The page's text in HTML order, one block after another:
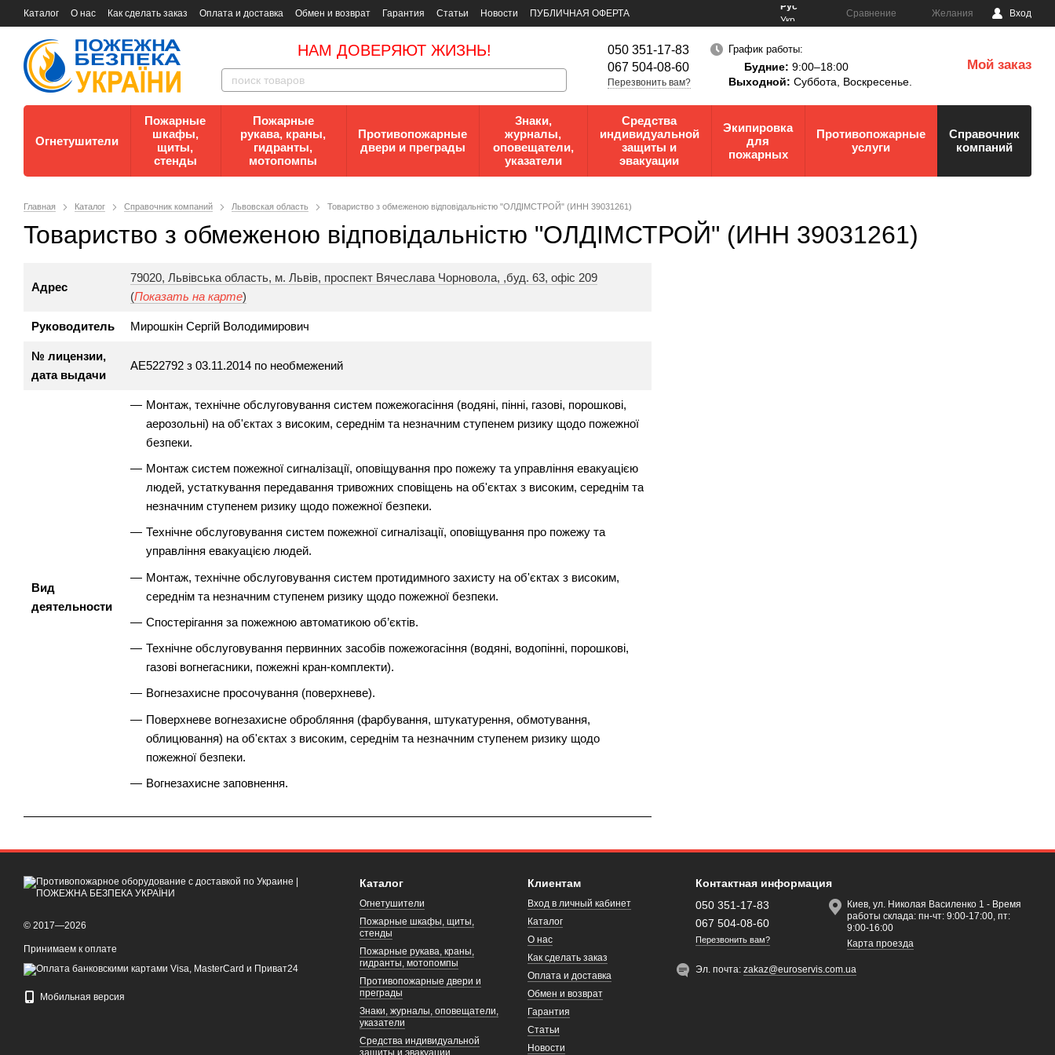
Каталог О нас Как сделать заказ Оплата и доставка Обмен и возврат Гарантия Статьи Новости
ПУБЛИЧНАЯ ОФЕРТА
Документы
Контакты Документы по пожарной безопасности
Рус
Укр
Сравнение Желания Вход
НАМ ДОВЕРЯЮТ ЖИЗНЬ!
050 351-17-83
067 504-08-60
Перезвонить вам?
График работы:
Будние: 9:00–18:00
Выходной: Суббота, Воскресенье.
Мой заказ
Огнетушители
Пожарные
шкафы,
щиты,
стенды
Пожарные
рукава, краны,
гидранты,
мотопомпы
Противопожарные
двери и преграды
Знаки,
журналы,
оповещатели,
указатели
Средства
индивидуальной
защиты и
эвакуации
Экипировка
для
пожарных
Противопожарные
услуги
Справочник
компаний
Главная Каталог Справочник компаний Львовская область Toвapиcтвo з oбмeжeнoю вiдпoвiдaльнicтю "ОЛДІМСТРОЙ" (ИНН 39031261)
Toвapиcтвo з oбмeжeнoю вiдпoвiдaльнicтю "ОЛДІМСТРОЙ" (ИНН 39031261)
Адрес
79020, Львівська область, м. Львів, проспект Вячеслава Чорновола, ,буд. 63, офіс 209
(Показать на карте)
Руководитель Мирошкін Сергій Володимирович
№ лицензии,
дата выдачи
АЕ522792 з 03.11.2014 по необмежений
Вид
деятельности
Монтаж, технічне обслуговування систем пожежогасіння (водяні, пінні, газові, порошкові,
аерозольні) на об'єктах з високим, середнім та незначним ступенем ризику щодо пожежної
безпеки.
Монтаж систем пожежної сигналізації, оповіщування про пожежу та управління евакуацією
людей, устаткування передавання тривожних сповіщень на об'єктах з високим, середнім та
незначним ступенем ризику щодо пожежної безпеки.
Технічне обслуговування систем пожежної сигналізації, оповіщування про пожежу та
управління евакуацією людей.
Монтаж, технічне обслуговування систем протидимного захисту на об'єктах з високим,
середнім та незначним ступенем ризику щодо пожежної безпеки.
Спостерігання за пожежною автоматикою об’єктів.
Технічне обслуговування первинних засобів пожежогасіння (водяні, водопінні, порошкові,
газові вогнегасники, пожежні кран-комплекти).
Вогнезахисне просочування (поверхневе).
Поверхневе вогнезахисне обробляння (фарбування, штукатурення, обмотування,
облицювання) на об'єктах з високим, середнім та незначним ступенем ризику щодо
пожежної безпеки.
Вогнезахисне заповнення.
© 2017—2026
Принимаем к оплате
Мобильная версия
Каталог
Огнетушители
Пожарные шкафы, щиты,
стенды
Пожарные рукава, краны,
гидранты, мотопомпы
Противопожарные двери и
преграды
Знаки, журналы, оповещатели,
указатели
Средства индивидуальной
защиты и эвакуации
Клиентам
Вход в личный кабинет
Каталог
О нас
Как сделать заказ
Оплата и доставка
Обмен и возврат
Гарантия
Статьи
Новости
Контактная информация
050 351-17-83
067 504-08-60
Перезвонить вам?
Киев, ул. Николая Василенко 1 - Время
работы склада: пн-чт: 9:00-17:00, пт:
9:00-16:00
Карта проезда
Эл. почта:zakaz@euroservis.com.ua